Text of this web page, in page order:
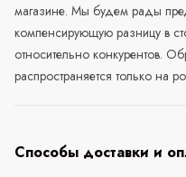
магазине. Мы будем рады
компенсирующую разницу в
относительно конкурентов.
распространяется только на
Способы доставки и